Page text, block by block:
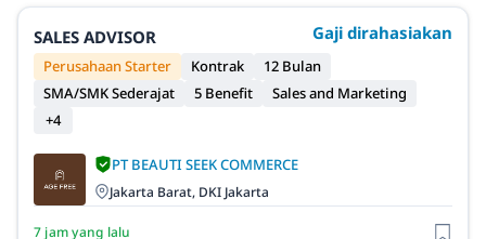
SALES ADVISOR Gaji dirahasiakan
Perusahaan Starter Kontrak
12 Bulan
SMA/SMK Sederajat
5 Benefit
Sales and Marketing
+4
PT BEAUTI SEEK COMMERCE
Jakarta Barat, DKI Jakarta
7 jam yang lalu